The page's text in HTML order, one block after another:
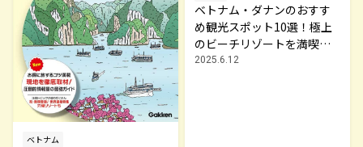
ベトナム
ベトナム・ダナンのおすす
め観光スポット10選！極上
のビーチリゾートを満喫す
る
2025.6.12